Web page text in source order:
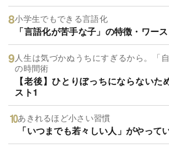
小学生でもできる言語化
「言語化が苦手な子」の特徴・ワー
人生は気づかぬうちにすぎるから。「
の時間術
【老後】ひとりぼっちにならない
スト1
あきれるほど小さい習慣
「いつまでも若々しい人」がやって